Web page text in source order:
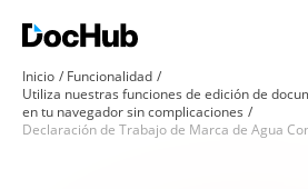
Inicio
Funcionalidad
Utiliza nuestras funciones de edición de
en tu navegador sin complicaciones